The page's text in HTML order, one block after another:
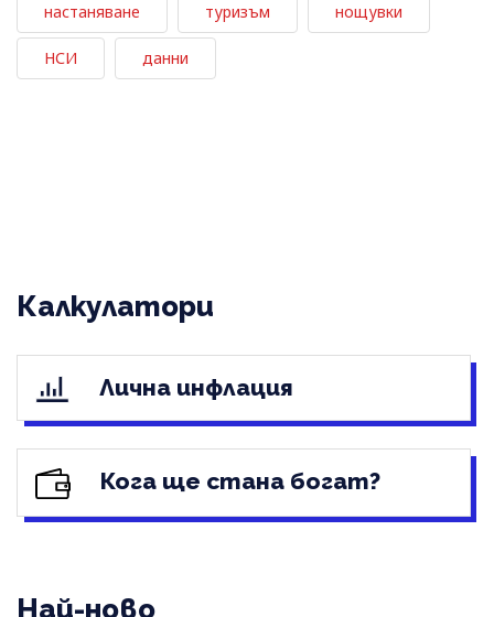
настаняване туризъм нощувки
НСИ данни
Калкулатори
Лична инфлация
Кога ще стана богат?
Най-ново